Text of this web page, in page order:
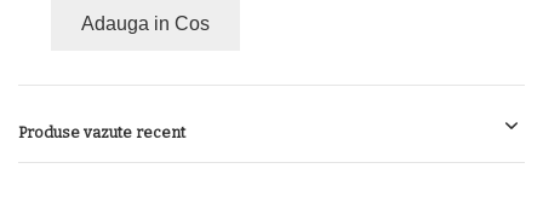
Adauga in Cos
Produse vazute recent